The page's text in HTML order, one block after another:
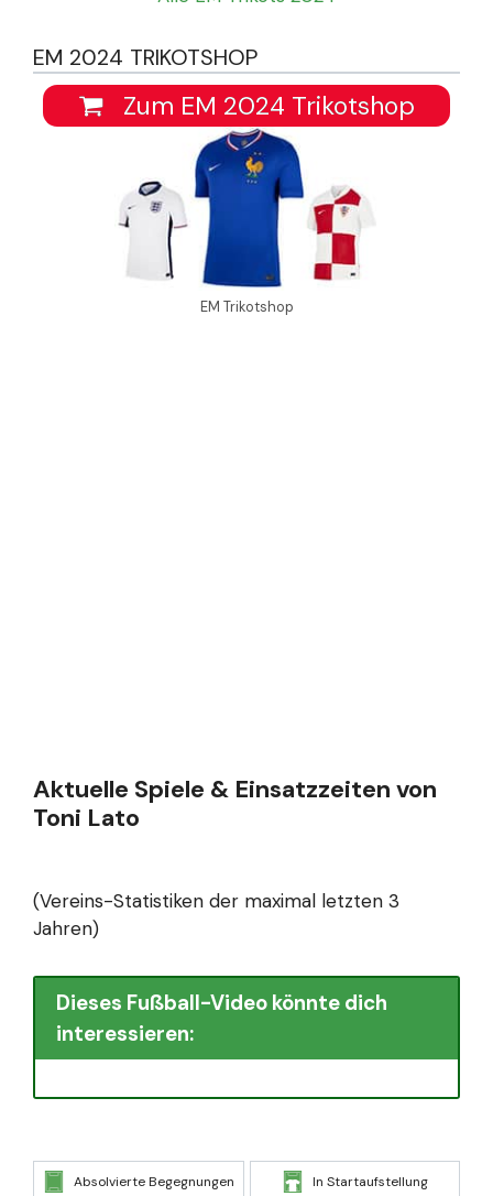
EM 2024 TRIKOTSHOP
Zum EM 2024 Trikotshop
EM Trikotshop
Aktuelle Spiele & Einsatzzeiten von
Toni Lato
(Vereins-Statistiken der maximal letzten 3
Jahren)
Dieses Fußball-Video könnte dich
interessieren:
Absolvierte Begegnungen In Startaufstellung